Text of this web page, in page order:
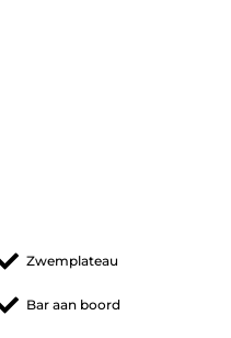
Zwemplateau
Bar aan boord